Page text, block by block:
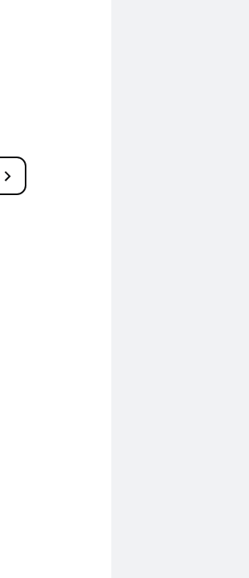
Voller Power durch die
kalte Jahreszeit mit